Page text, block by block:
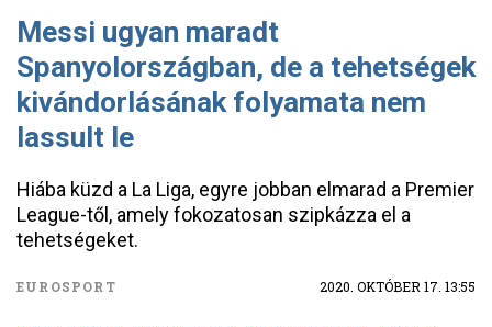
Messi ugyan maradt
Spanyolországban, de a tehetségek
kivándorlásának folyamata nem
lassult le
Hiába küzd a La Liga, egyre jobban elmarad a Premier
League-től, amely fokozatosan szipkázza el a
tehetségeket.
EUROSPORT 2020. OKTÓBER 17. 13:55